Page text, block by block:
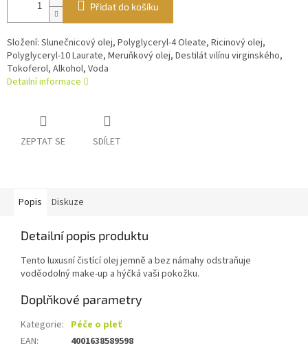
Přidat do košíku
Složení: Slunečnicový olej, Polyglyceryl-4 Oleate, Ricinový olej,
Polyglyceryl-10 Laurate, Meruňkový olej, Destilát vilínu virginského,
Tokoferol, Alkohol, Voda
Detailní informace
ZEPTAT SE SDÍLET
Popis Diskuze
Detailní popis produktu
Tento luxusní čistící olej jemně a bez námahy odstraňuje
voděodolný make-up a hýčká vaši pokožku.
Doplňkové parametry
Kategorie: Péče o pleť
EAN: 4001638589598